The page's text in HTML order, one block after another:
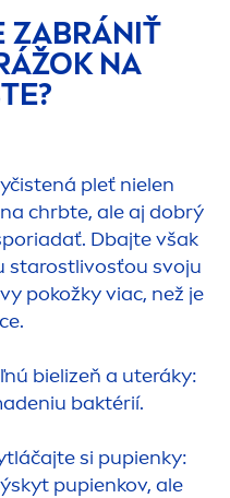
ZABRÁNIŤ
NA
pleť nielen
chrbte, ale aj dobrý
Dbajte však
starostlivosťou svoju
pokožky viac, než je
bielizeň a uteráky:
baktérií.
si pupienky:
pupienkov, ale